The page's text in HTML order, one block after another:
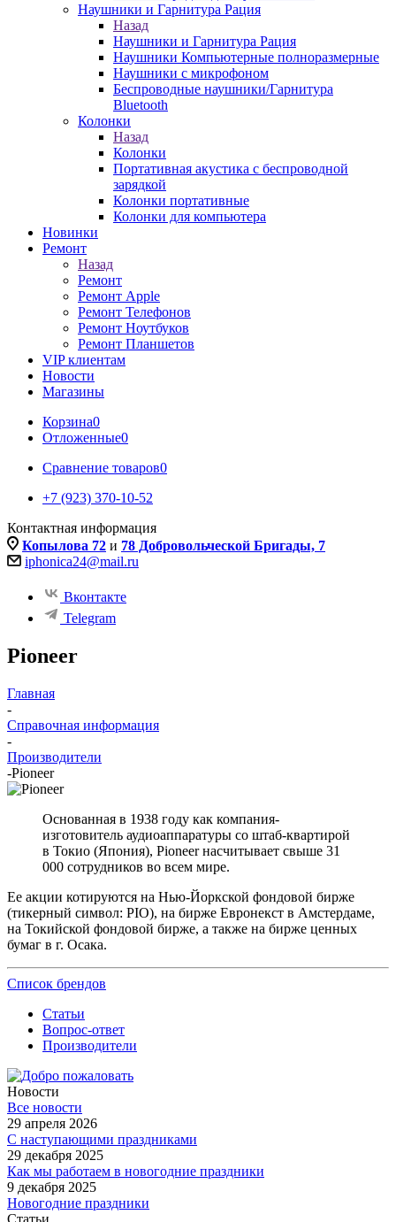
Наушники и Гарнитура Рация
Назад
Наушники и Гарнитура Рация
Наушники Компьютерные полноразмерные
Наушники с микрофоном
Беспроводные наушники/Гарнитура
Bluetooth
Колонки
Назад
Колонки
Портативная акустика с беспроводной
зарядкой
Колонки портативные
Колонки для компьютера
Новинки
Ремонт
Назад
Ремонт
Ремонт Apple
Ремонт Телефонов
Ремонт Ноутбуков
Ремонт Планшетов
VIP клиентам
Новости
Магазины
Корзина0
Отложенные0
Сравнение товаров0
+7 (923) 370-10-52
Контактная информация
Копылова 72 и 78 Добровольческой Бригады, 7
iphonica24@mail.ru
Вконтакте
Telegram
Pioneer
Главная
-
Справочная информация
-
Производители
-Pioneer
Основанная в 1938 году как компания-
изготовитель аудиоаппаратуры со штаб-квартирой
в Токио (Япония), Pioneer насчитывает свыше 31
000 сотрудников во всем мире.
Ее акции котируются на Нью-Йоркской фондовой бирже
(тикерный символ: PIO), на бирже Евронекст в Амстердаме,
на Токийской фондовой бирже, а также на бирже ценных
бумаг в г. Осака.
Список брендов
Статьи
Вопрос-ответ
Производители
Новости
Все новости
29 апреля 2026
С наступающими праздниками
29 декабря 2025
Как мы работаем в новогодние праздники
9 декабря 2025
Новогодние праздники
Статьи